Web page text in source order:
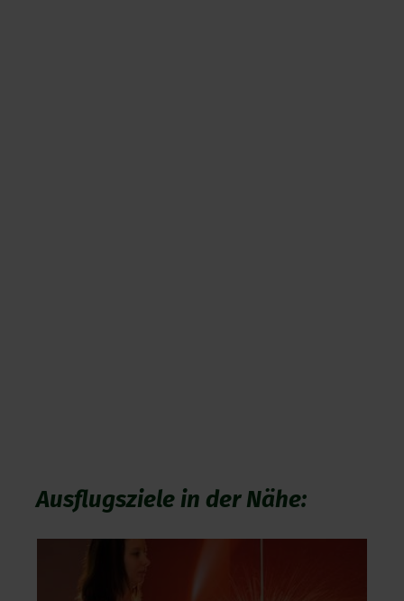
Ausflugsziele in der Nähe: